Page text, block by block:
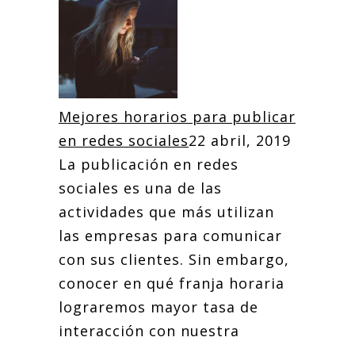
Mejores horarios para publicar
en redes sociales22 abril, 2019
La publicación en redes
sociales es una de las
actividades que más utilizan
las empresas para comunicar
con sus clientes. Sin embargo,
conocer en qué franja horaria
lograremos mayor tasa de
interacción con nuestra